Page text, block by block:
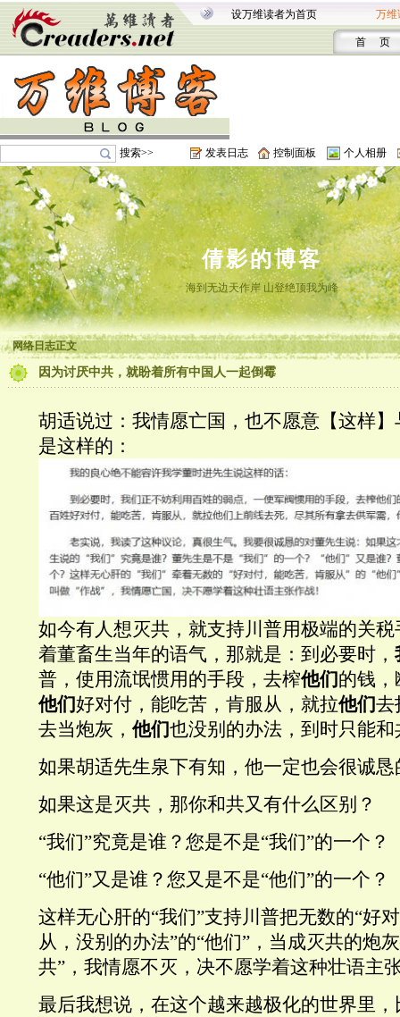
设万维读者为首页 万维
首 页
搜索>> 发表日志 控制面板 个人相册
倩影的博客
海到无边天作岸 山登绝顶我为峰
网络日志正文
因为讨厌中共，就盼着所有中国人一起倒霉
胡适说过：我情愿亡国，也不愿意 【这样】
是这样的：
如今有人想灭共，就支持川普用极端的关
着董畜生当年的语气，那就是：到必要时，
普，使用流氓惯用的手段，去榨他们的钱，
他们好对付，能吃苦，肯服从，就拉他们去
去当炮灰，他们也没别的办法，到时只能
如果胡适先生泉下有知，他一定也会很诚恳
如果这是灭共，那你和共又有什么区别？
“我们”究竟是谁？您是不是“我们”的一个？
“他们”又是谁？您又是不是“他们”的一个？
这样无心肝的“我们”支持川普把无数的“好
从，没别的办法”的“他们”，当成灭共的
共”，我情愿不灭，决不愿学着这种壮语主
最后我想说，在这个越来越极化的世界里，